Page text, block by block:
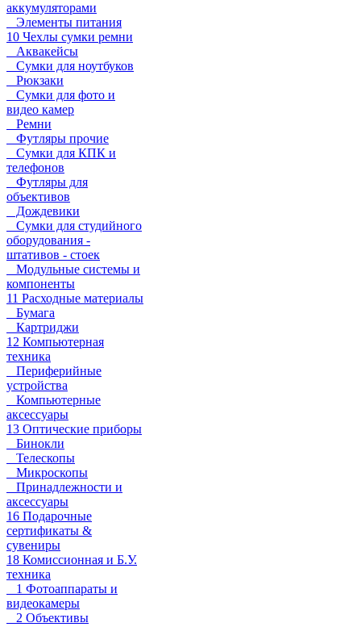
аккумуляторами
Элементы питания
10 Чехлы сумки ремни
Аквакейсы
Сумки для ноутбуков
Рюкзаки
Сумки для фото и
видео камер
Ремни
Футляры прочие
Сумки для КПК и
телефонов
Футляры для
объективов
Дождевики
Сумки для студийного
оборудования -
штативов - стоек
Модульные системы и
компоненты
11 Расходные материалы
Бумага
Картриджи
12 Компьютерная
техника
Периферийные
устройства
Компьютерные
аксессуары
13 Оптические приборы
Бинокли
Телескопы
Микроскопы
Принадлежности и
аксессуары
16 Подарочные
сертификаты &
сувениры
18 Комиссионная и Б.У.
техника
1 Фотоаппараты и
видеокамеры
2 Объективы